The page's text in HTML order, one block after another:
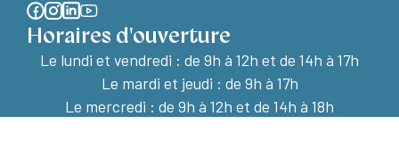
Horaires d'ouverture
Le lundi et vendredi : de 9h à 12h et de 14h à 17h
Le mardi et jeudi : de 9h à 17h
Le mercredi : de 9h à 12h et de 14h à 18h